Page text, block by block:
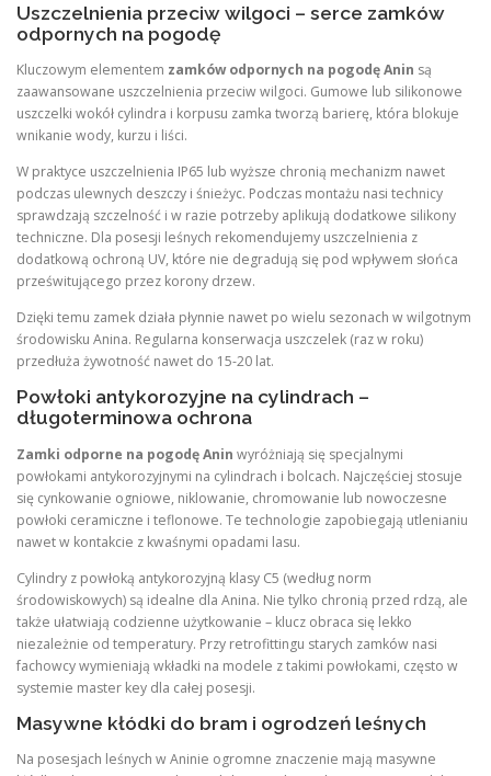
Uszczelnienia przeciw wilgoci – serce zamków
odpornych na pogodę
Kluczowym elementem zamków odpornych na pogodę Anin są
zaawansowane uszczelnienia przeciw wilgoci. Gumowe lub silikonowe
uszczelki wokół cylindra i korpusu zamka tworzą barierę, która blokuje
wnikanie wody, kurzu i liści.
W praktyce uszczelnienia IP65 lub wyższe chronią mechanizm nawet
podczas ulewnych deszczy i śnieżyc. Podczas montażu nasi technicy
sprawdzają szczelność i w razie potrzeby aplikują dodatkowe silikony
techniczne. Dla posesji leśnych rekomendujemy uszczelnienia z
dodatkową ochroną UV, które nie degradują się pod wpływem słońca
prześwitującego przez korony drzew.
Dzięki temu zamek działa płynnie nawet po wielu sezonach w wilgotnym
środowisku Anina. Regularna konserwacja uszczelek (raz w roku)
przedłuża żywotność nawet do 15-20 lat.
Powłoki antykorozyjne na cylindrach –
długoterminowa ochrona
Zamki odporne na pogodę Anin wyróżniają się specjalnymi
powłokami antykorozyjnymi na cylindrach i bolcach. Najczęściej stosuje
się cynkowanie ogniowe, niklowanie, chromowanie lub nowoczesne
powłoki ceramiczne i teflonowe. Te technologie zapobiegają utlenianiu
nawet w kontakcie z kwaśnymi opadami lasu.
Cylindry z powłoką antykorozyjną klasy C5 (według norm
środowiskowych) są idealne dla Anina. Nie tylko chronią przed rdzą, ale
także ułatwiają codzienne użytkowanie – klucz obraca się lekko
niezależnie od temperatury. Przy retrofittingu starych zamków nasi
fachowcy wymieniają wkładki na modele z takimi powłokami, często w
systemie master key dla całej posesji.
Masywne kłódki do bram i ogrodzeń leśnych
Na posesjach leśnych w Aninie ogromne znaczenie mają masywne